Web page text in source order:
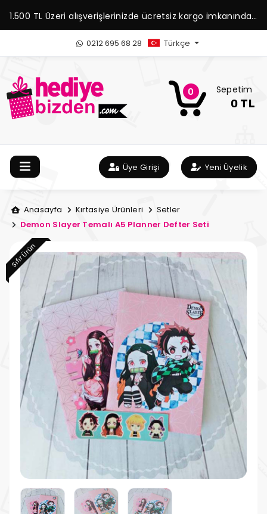
1.500 TL Üzeri alışverişlerinizde ücretsiz kargo imkanından
yararlanabilirsiniz.
0212 695 68 28 Türkçe
0 Sepetim
0 TL
Üye Girişi Yeni Üyelik
Anasayfa Kırtasiye Ürünleri
Setler
Demon Slayer Temalı A5 Planner Defter Seti
Sıfır Ürün